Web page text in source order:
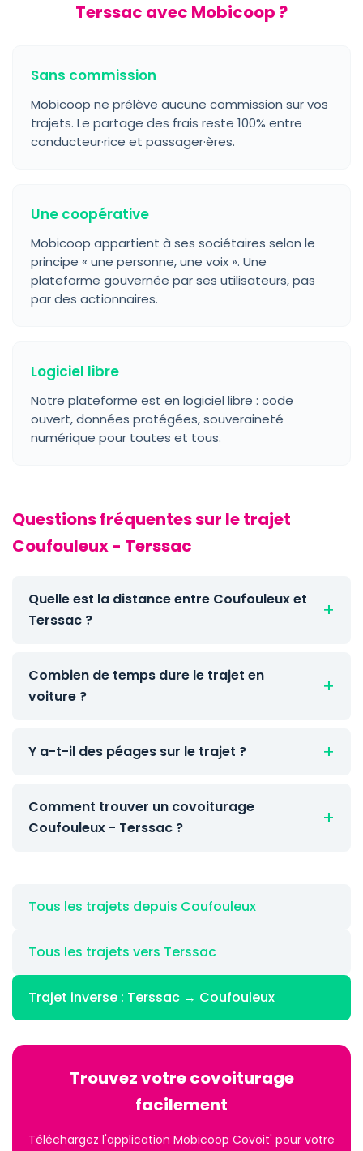
Terssac avec Mobicoop ?
Sans commission
Mobicoop ne prélève aucune commission sur vos
trajets. Le partage des frais reste 100% entre
conducteur·rice et passager·ères.
Une coopérative
Mobicoop appartient à ses sociétaires selon le
principe « une personne, une voix ». Une
plateforme gouvernée par ses utilisateurs, pas
par des actionnaires.
Logiciel libre
Notre plateforme est en logiciel libre : code
ouvert, données protégées, souveraineté
numérique pour toutes et tous.
Questions fréquentes sur le trajet
Coufouleux - Terssac
Quelle est la distance entre Coufouleux et
Terssac ?
Combien de temps dure le trajet en
voiture ?
Y a-t-il des péages sur le trajet ?
Comment trouver un covoiturage
Coufouleux - Terssac ?
Tous les trajets depuis Coufouleux
Tous les trajets vers Terssac
Trajet inverse : Terssac → Coufouleux
Trouvez votre covoiturage
facilement
Téléchargez l'application Mobicoop Covoit' pour votre